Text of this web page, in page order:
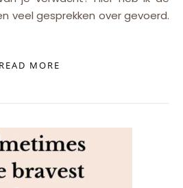
veel gesprekken over gevoerd.
READ MORE